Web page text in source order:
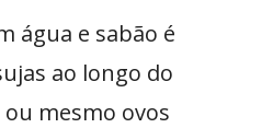
água e sabão é
ao longo do
mesmo ovos